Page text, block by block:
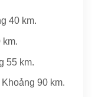
40 km.
km.
55 km.
90 km.